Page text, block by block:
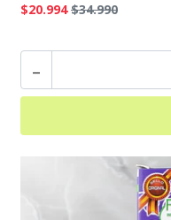
$20.994 $34.990
-